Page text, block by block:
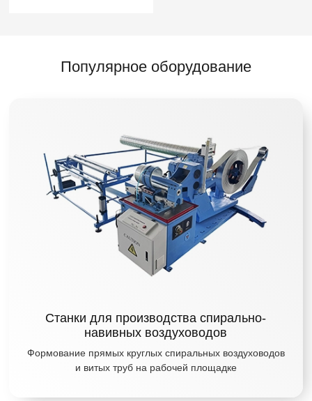
Популярное оборудование
Станки для производства спирально-
навивных воздуховодов
Формование прямых круглых спиральных воздуховодов
и витых труб на рабочей площадке